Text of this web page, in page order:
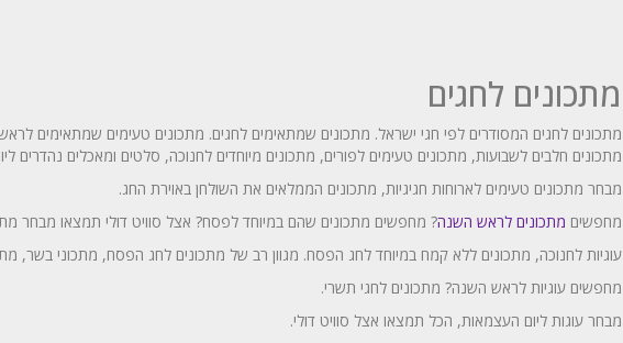
מתכונים לחגים
מתכונים לחגים המסודרים לפי חגי ישראל. מתכונים שמתאימים לחגים. מתכונים טעימים שמתאימים
מתכונים חלבים לשבועות, מתכונים טעימים לפורים, מתכונים מיוחדים לחנוכה, סלטים ומאכלים נהדרים
מבחר מתכונים טעימים לארוחות חגיגיות, מתכונים הממלאים את השולחן באוירת החג.
מחפשים מתכונים לראש השנה? מחפשים מתכונים שהם במיוחד לפסח? אצל סוויט דולי תמצאו מבחר
עוגיות לחנוכה, מתכונים ללא קמח במיוחד לחג הפסח. מגוון רב של מתכונים לחג הפסח, מתכוני בשר,
מחפשים עוגיות לראש השנה? מתכונים לחגי תשרי.
מבחר עוגות ליום העצמאות, הכל תמצאו אצל סוויט דולי.